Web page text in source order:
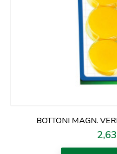
BOTTONI MAGN.